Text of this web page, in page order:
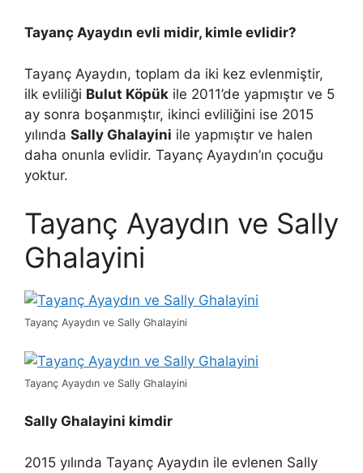
Tayanç Ayaydın evli midir, kimle evlidir?
Tayanç Ayaydın, toplam da iki kez evlenmiştir,
ilk evliliği Bulut Köpük ile 2011’de yapmıştır ve 5
ay sonra boşanmıştır, ikinci evliliğini ise 2015
yılında Sally Ghalayini ile yapmıştır ve halen
daha onunla evlidir. Tayanç Ayaydın’ın çocuğu
yoktur.
Tayanç Ayaydın ve Sally
Ghalayini
Tayanç Ayaydın ve Sally Ghalayini
Tayanç Ayaydın ve Sally Ghalayini
Sally Ghalayini kimdir
2015 yılında Tayanç Ayaydın ile evlenen Sally